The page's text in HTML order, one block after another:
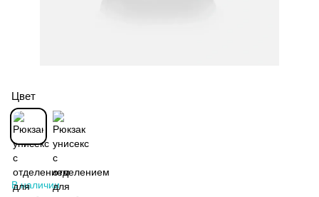
Цвет
В наличии